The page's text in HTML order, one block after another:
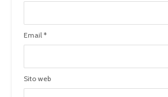
Email *
Sito web